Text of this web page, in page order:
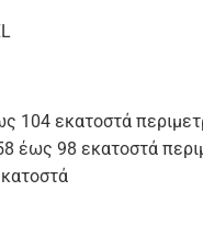
104 εκατοστά
έως 98 εκατοστά